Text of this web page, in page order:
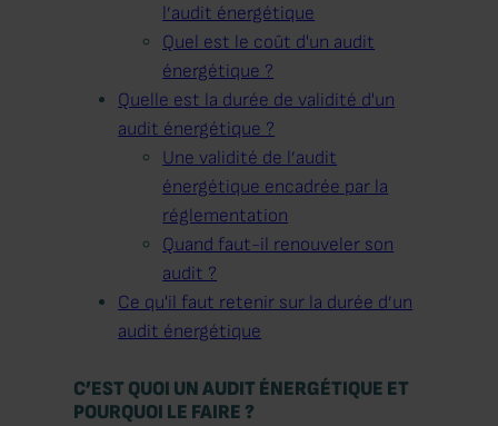
l’audit énergétique
Quel est le coût d'un audit
énergétique ?
Quelle est la durée de validité d'un
audit énergétique ?
Une validité de l’audit
énergétique encadrée par la
réglementation
Quand faut-il renouveler son
audit ?
Ce qu'il faut retenir sur la durée d’un
audit énergétique
C’EST QUOI UN AUDIT ÉNERGÉTIQUE ET
POURQUOI LE FAIRE ?